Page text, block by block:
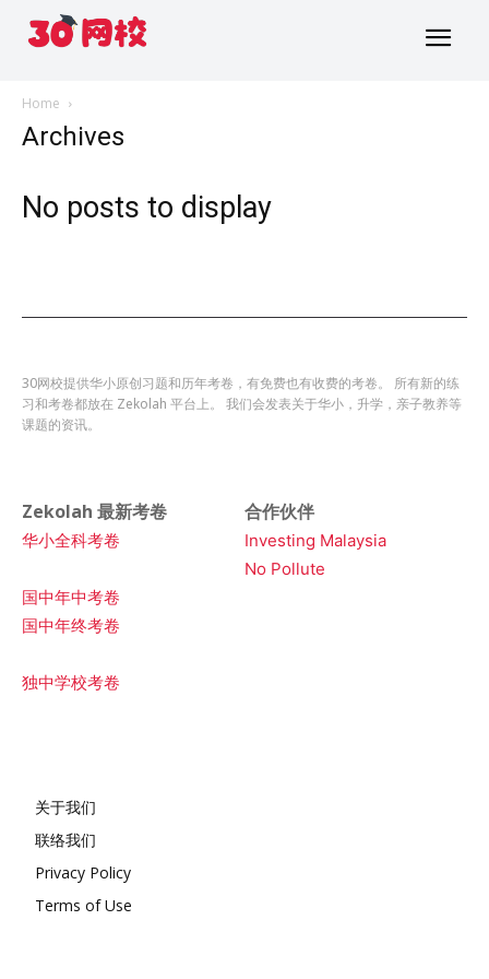
Home
Archives
No posts to display
30网校提供华小原创习题和历年考卷，有免费也有收费的考卷。 所有新的练
习和考卷都放在 Zekolah 平台上。 我们会发表关于华小，升学，亲子教养等
课题的资讯。
Zekolah 最新考卷
华小全科考卷
国中年中考卷
国中年终考卷
独中学校考卷
合作伙伴
Investing Malaysia
No Pollute
关于我们
联络我们
Privacy Policy
Terms of Use